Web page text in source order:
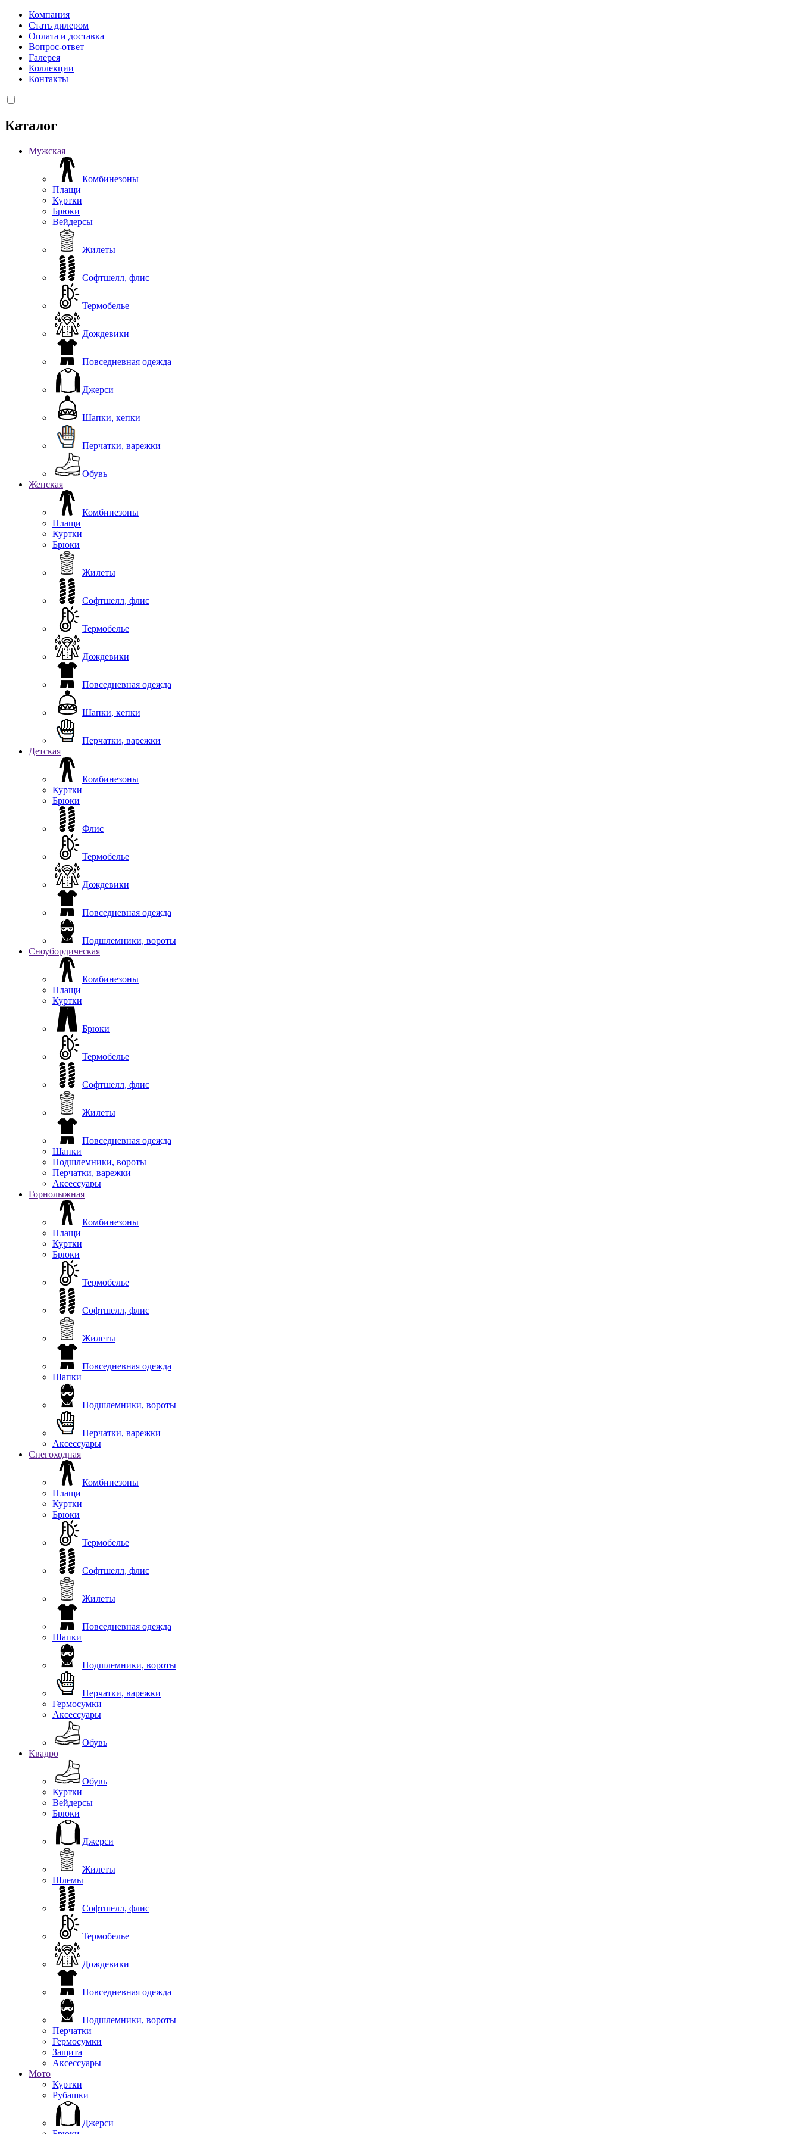
Компания
Стать дилером
Оплата и доставка
Вопрос-ответ
Галерея
Коллекции
Контакты
Каталог
Мужская
Комбинезоны
Плащи
Куртки
Брюки
Вейдерсы
Жилеты
Софтшелл, флис
Термобелье
Дождевики
Повседневная одежда
Джерси
Шапки, кепки
Перчатки, варежки
Обувь
Женская
Комбинезоны
Плащи
Куртки
Брюки
Жилеты
Софтшелл, флис
Термобелье
Дождевики
Повседневная одежда
Шапки, кепки
Перчатки, варежки
Детская
Комбинезоны
Куртки
Брюки
Флис
Термобелье
Дождевики
Повседневная одежда
Подшлемники, вороты
Сноубордическая
Комбинезоны
Плащи
Куртки
Брюки
Термобелье
Софтшелл, флис
Жилеты
Повседневная одежда
Шапки
Подшлемники, вороты
Перчатки, варежки
Аксессуары
Горнолыжная
Комбинезоны
Плащи
Куртки
Брюки
Термобелье
Софтшелл, флис
Жилеты
Повседневная одежда
Шапки
Подшлемники, вороты
Перчатки, варежки
Аксессуары
Снегоходная
Комбинезоны
Плащи
Куртки
Брюки
Термобелье
Софтшелл, флис
Жилеты
Повседневная одежда
Шапки
Подшлемники, вороты
Перчатки, варежки
Гермосумки
Аксессуары
Обувь
Квадро
Обувь
Куртки
Вейдерсы
Брюки
Джерси
Жилеты
Шлемы
Софтшелл, флис
Термобелье
Дождевики
Повседневная одежда
Подшлемники, вороты
Перчатки
Гермосумки
Защита
Аксессуары
Мото
Куртки
Рубашки
Джерси